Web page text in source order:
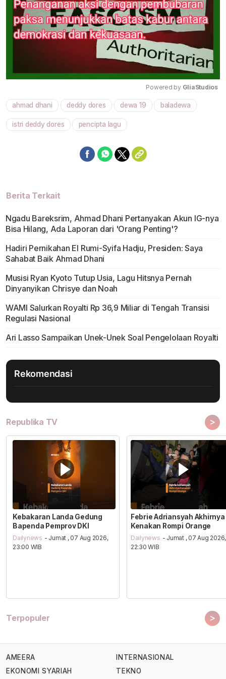
Mute
Powered by GliaStudios
ahmad dhani deddy dores dewa 19 baladewa
istri deddy dores pencipta lagu
Berita Terkait
Ngadu Bareksrim, Ahmad Dhani Pertanyakan Akun IG-nya
Bisa Hilang, Ada Laporan dari 'Orang Penting'?
Hadiri Pernikahan El Rumi-Syifa Hadju, Presiden: Saya
Sahabat Baik Ahmad Dhani
Musisi Ryan Kyoto Tutup Usia, Lagu Hitsnya Pernah
Dinyanyikan Chrisye dan Noah
WAMI Salurkan Royalti Rp 36,9 Miliar di Tengah Transisi
Regulasi Nasional
Ari Lasso Sampaikan Unek-Unek Soal Pengelolaan Royalti
Rekomendasi
Republika TV >
Kebakaran Landa Gedung
Bapenda Pemprov DKI
Dailynews - Jumat , 07 Aug 2026,
23:00 WIB
Febrie Adriansyah Akhirnya
Kenakan Rompi Orange
Dailynews - Jumat , 07 Aug 2026,
22:30 WIB
Terpopuler >
AMEERA
EKONOMI SYARIAH
INTERNASIONAL
TEKNO